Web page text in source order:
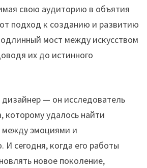
свою аудиторию в объятия
подход к созданию и развитию
мост между искусством
их до истинного
— он исследователь
которому удалось найти
между эмоциями и
И сегодня, когда его работы
новое поколение,